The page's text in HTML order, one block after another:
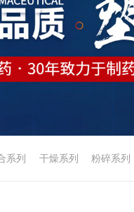
系列 干燥系列 粉碎系列